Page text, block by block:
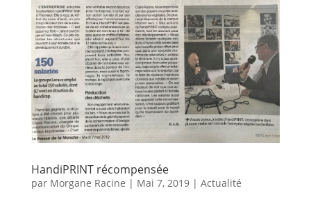
HandiPRINT récompensée
par Morgane Racine | Mai 7, 2019| Actualité